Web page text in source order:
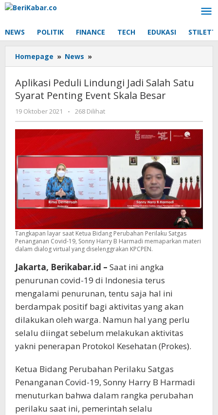
Lewati
NEWS POLITIK FINANCE TECH EDUKASI
Homepage » News »
Peduli
Jadi
Salah
Satu
Penting
Skala
Besar
Aplikasi Peduli Lindungi Jadi Salah Satu
Syarat Penting Event Skala Besar
19 Oktober 2021
oleh
Beri
Kabar
- 268 Dilihat
Tangkapan layar saat Ketua Bidang Perubahan Perilaku Satgas
Penanganan Covid-19, Sonny Harry B Harmadi memaparkan materi
dalam dialog virtual yang diselenggrakan KPCPEN.
Jakarta, Berikabar.id – Saat ini angka
penurunan covid-19 di Indonesia terus
mengalami penurunan, tentu saja hal ini
berdampak positif bagi aktivitas yang akan
dilakukan oleh warga. Namun hal yang perlu
selalu diingat sebelum melakukan aktivitas
yakni penerapan Protokol Kesehatan (Prokes).
Ketua Bidang Perubahan Perilaku Satgas
Penanganan Covid-19, Sonny Harry B Harmadi
menuturkan bahwa dalam rangka perubahan
perilaku saat ini, pemerintah selalu